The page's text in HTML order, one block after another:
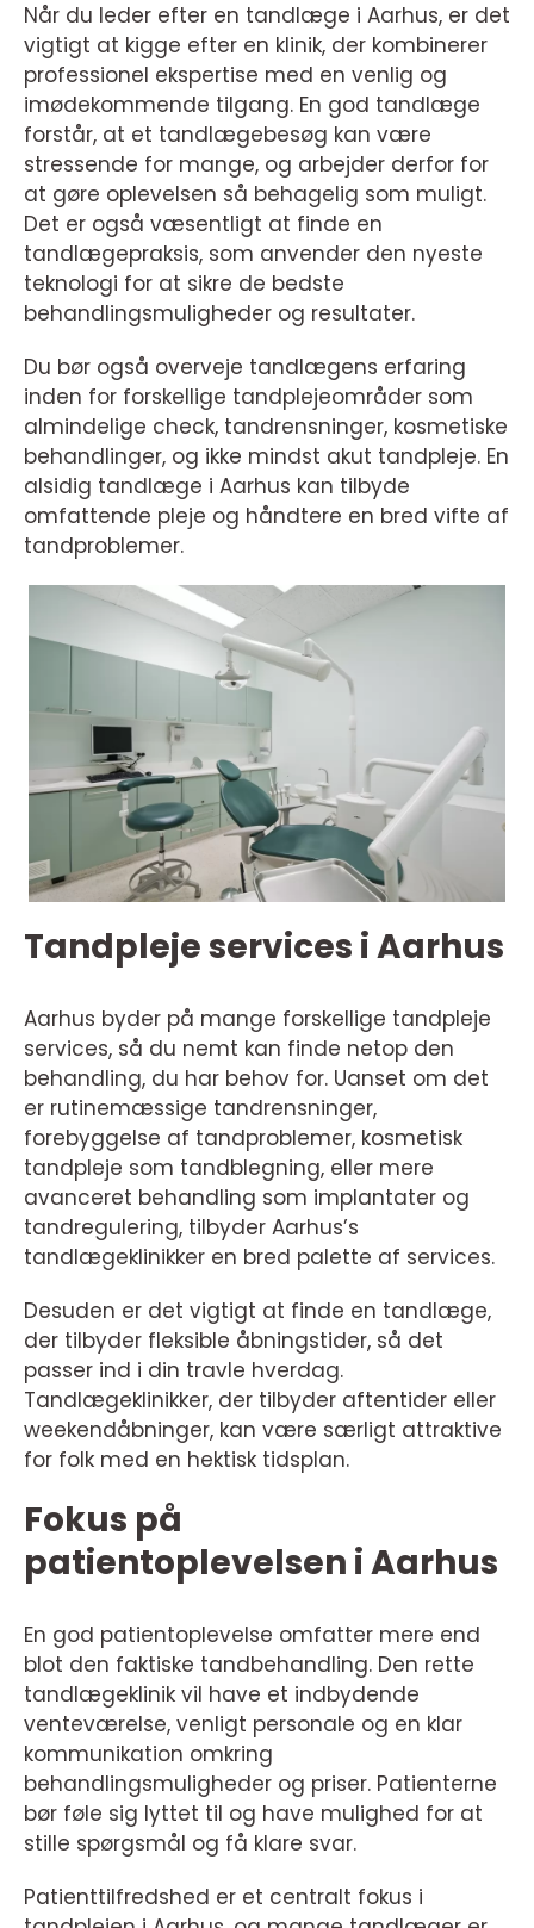
Når du leder efter en tandlæge i Aarhus, er det
vigtigt at kigge efter en klinik, der kombinerer
professionel ekspertise med en venlig og
imødekommende tilgang. En god tandlæge
forstår, at et tandlægebesøg kan være
stressende for mange, og arbejder derfor for
at gøre oplevelsen så behagelig som muligt.
Det er også væsentligt at finde en
tandlægepraksis, som anvender den nyeste
teknologi for at sikre de bedste
behandlingsmuligheder og resultater.
Du bør også overveje tandlægens erfaring
inden for forskellige tandplejeområder som
almindelige check, tandrensninger, kosmetiske
behandlinger, og ikke mindst akut tandpleje. En
alsidig tandlæge i Aarhus kan tilbyde
omfattende pleje og håndtere en bred vifte af
tandproblemer.
Tandpleje services i Aarhus
Aarhus byder på mange forskellige tandpleje
services, så du nemt kan finde netop den
behandling, du har behov for. Uanset om det
er rutinemæssige tandrensninger,
forebyggelse af tandproblemer, kosmetisk
tandpleje som tandblegning, eller mere
avanceret behandling som implantater og
tandregulering, tilbyder Aarhus’s
tandlægeklinikker en bred palette af services.
Desuden er det vigtigt at finde en tandlæge,
der tilbyder fleksible åbningstider, så det
passer ind i din travle hverdag.
Tandlægeklinikker, der tilbyder aftentider eller
weekendåbninger, kan være særligt attraktive
for folk med en hektisk tidsplan.
Fokus på
patientoplevelsen i Aarhus
En god patientoplevelse omfatter mere end
blot den faktiske tandbehandling. Den rette
tandlægeklinik vil have et indbydende
venteværelse, venligt personale og en klar
kommunikation omkring
behandlingsmuligheder og priser. Patienterne
bør føle sig lyttet til og have mulighed for at
stille spørgsmål og få klare svar.
Patienttilfredshed er et centralt fokus i